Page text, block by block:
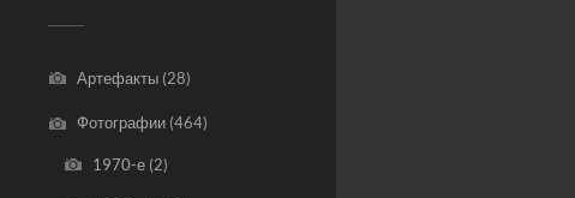
Артефакты (28)
Фотографии (464)
1970-е(2)